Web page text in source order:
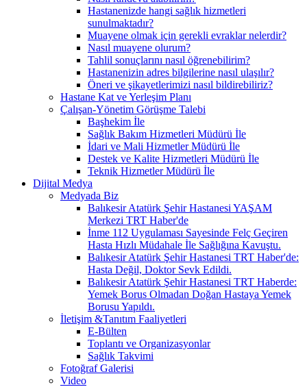
Hastanenizde hangi sağlık hizmetleri
sunulmaktadır?
Muayene olmak için gerekli evraklar nelerdir?
Nasıl muayene olurum?
Tahlil sonuçlarını nasıl öğrenebilirim?
Hastanenizin adres bilgilerine nasıl ulaşılır?
Öneri ve şikayetlerimizi nasıl bildirebiliriz?
Hastane Kat ve Yerleşim Planı
Çalışan-Yönetim Görüşme Talebi
Başhekim İle
Sağlık Bakım Hizmetleri Müdürü İle
İdari ve Mali Hizmetler Müdürü İle
Destek ve Kalite Hizmetleri Müdürü İle
Teknik Hizmetler Müdürü İle
Dijital Medya
Medyada Biz
Balıkesir Atatürk Şehir Hastanesi YAŞAM
Merkezi TRT Haber'de
İnme 112 Uygulaması Sayesinde Felç Geçiren
Hasta Hızlı Müdahale İle Sağlığına Kavuştu.
Balıkesir Atatürk Şehir Hastanesi TRT Haber'de:
Hasta Değil, Doktor Sevk Edildi.
Balıkesir Atatürk Şehir Hastanesi TRT Haberde:
Yemek Borus Olmadan Doğan Hastaya Yemek
Borusu Yapıldı.
İletişim &Tanıtım Faaliyetleri
E-Bülten
Toplantı ve Organizasyonlar
Sağlık Takvimi
Fotoğraf Galerisi
Video